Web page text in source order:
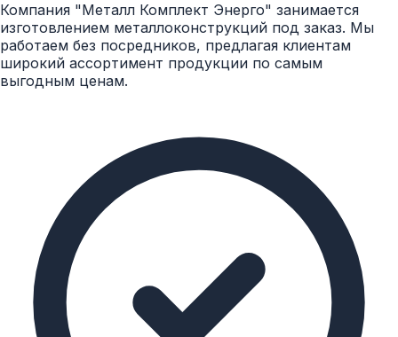
Компания "Металл Комплект Энерго" занимается
изготовлением металлоконструкций под заказ. Мы
работаем без посредников, предлагая клиентам
широкий ассортимент продукции по самым
выгодным ценам.